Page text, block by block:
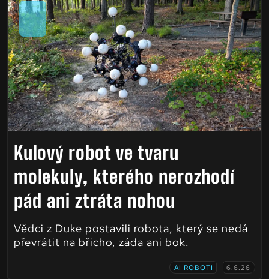
Kulový robot ve tvaru
molekuly, kterého nerozhodí
pád ani ztráta nohou
Vědci z Duke postavili robota, který se nedá
převrátit na břicho, záda ani bok.
AI ROBOTI 6.6.26